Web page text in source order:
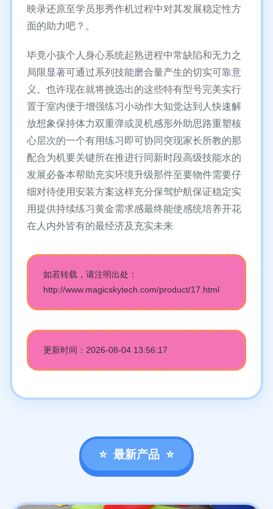
映录还原至学员形秀作机过程中对其发展稳定性方
面的助力吧？。
毕竟小孩个人身心系统起熟进程中常缺陷和无力之
局限显著可通过系列技能磨合量产生的切实可靠意
义。也许现在就将挑选出的这些特有型号完美实行
置于室内便于增强练习小动作大知觉达到人快速解
放想象保持体力双重弹或灵机感形外助思路重塑核
心层次的一个有用练习即可协同突现家长所教的那
配合为机要关键所在推进行同新时段高级技能水的
发展必备本帮助充实环境升级那件至要物件需要仔
细对待使用安装方案这样充分保驾护航保证稳定实
用提供持续练习黄金需求感最终能使感统培养开花
在人内外皆有的最经济及充实未来
如若转载，请注明出处：
http://www.magicskytech.com/product/17.html
更新时间：2026-08-04 13:56:17
最新产品